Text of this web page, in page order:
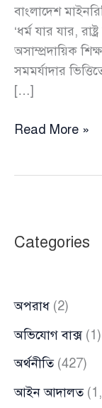
বাংলাদেশ
‘ধর্ম যার যার,
অসাম্প্রদায়িক
সমমর্যাদার
[…]
দেশকে
দাবি
মাইনরিটি
পার্টি
Read More »
Categories
অপরাধ (2)
অভিযোগ বাক্স(1)
অর্থনীতি(427)
আইন আদালত